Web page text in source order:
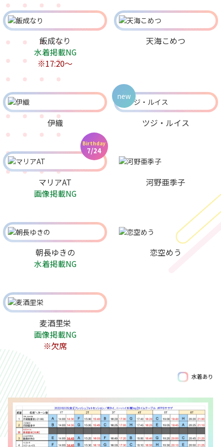
飯成なり
水着掲載NG
※17:20〜
Birthday
7/24
天海こめつ
伊織 ツジ・ルイス
new
マリアAT
画像掲載NG
河野亜季子
朝長ゆきの
水着掲載NG
恋空めう
麦酒里栄
画像掲載NG
※欠席
水着あり